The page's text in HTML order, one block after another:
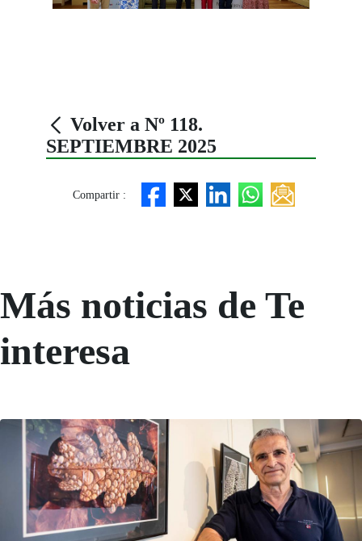
Volver a Nº 118.
SEPTIEMBRE 2025
Compartir :
Más noticias de Te
interesa